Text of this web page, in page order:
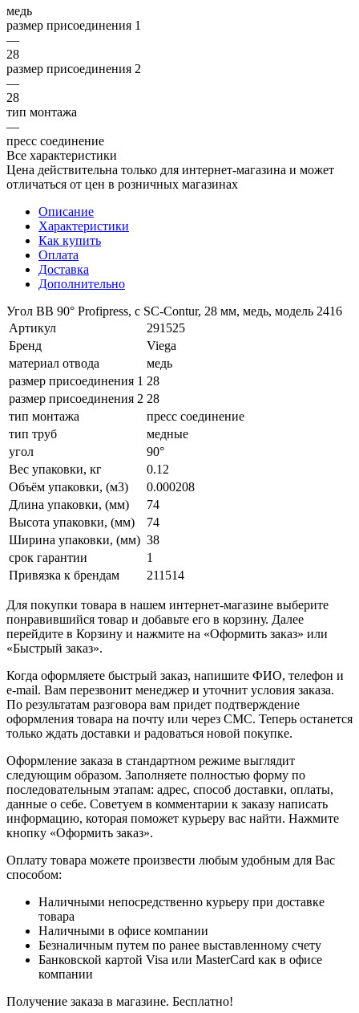
медь
размер присоединения 1
—
28
размер присоединения 2
—
28
тип монтажа
—
пресс соединение
Все характеристики
Цена действительна только для интернет-магазина и может
отличаться от цен в розничных магазинах
Описание
Характеристики
Как купить
Оплата
Доставка
Дополнительно
Угол BB 90° Profipress, c SC-Contur, 28 мм, медь, модель 2416
Артикул
291525
Бренд
Viega
материал отвода
медь
размер присоединения 1 28
размер присоединения 2 28
тип монтажа
пресс соединение
тип труб
медные
угол
90°
Вес упаковки, кг
0.12
Объём упаковки, (м3)
0.000208
Длина упаковки, (мм)
74
Высота упаковки, (мм)
74
Ширина упаковки, (мм) 38
срок гарантии
1
Привязка к брендам
211514
Для покупки товара в нашем интернет-магазине выберите
понравившийся товар и добавьте его в корзину. Далее
перейдите в Корзину и нажмите на «Оформить заказ» или
«Быстрый заказ».
Когда оформляете быстрый заказ, напишите ФИО, телефон и
e-mail. Вам перезвонит менеджер и уточнит условия заказа.
По результатам разговора вам придет подтверждение
оформления товара на почту или через СМС. Теперь останется
только ждать доставки и радоваться новой покупке.
Оформление заказа в стандартном режиме выглядит
следующим образом. Заполняете полностью форму по
последовательным этапам: адрес, способ доставки, оплаты,
данные о себе. Советуем в комментарии к заказу написать
информацию, которая поможет курьеру вас найти. Нажмите
кнопку «Оформить заказ».
Оплату товара можете произвести любым удобным для Вас
способом:
Наличными непосредственно курьеру при доставке
товара
Наличными в офисе компании
Безналичным путем по ранее выставленному счету
Банковской картой Visa или MasterCard как в офисе
компании
Получение заказа в магазине. Бесплатно!